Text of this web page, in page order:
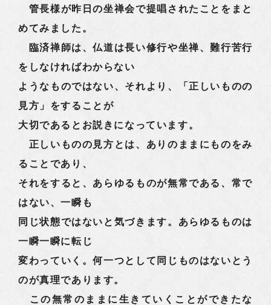
管長様が昨日の坐禅会で提唱されたことをまと
めてみました。
臨済禅師は、仏道は長い修行や坐禅、難行苦行
をしなければわからない
ようなものではない、それより、「正しいものの
見方」をすることが
大切であるとお説きになっています。
正しいものの見方とは、ありのままにものをみ
ることであり、
それをすると、あらゆるものが無常である、常で
はない、一瞬も
同じ状態ではないと気づきます。あらゆるものは
一瞬一瞬に転じ
変わっていく。何一つとして同じものはないとう
のが真理であります。
この無常のままに生きていくことができたな